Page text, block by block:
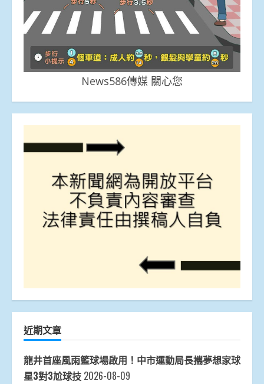
News586傳媒 關心您
近期文章
龍井首座風雨籃球場啟用！中市運動局長攜夢想家球
星3對3尬球技 2026-08-09